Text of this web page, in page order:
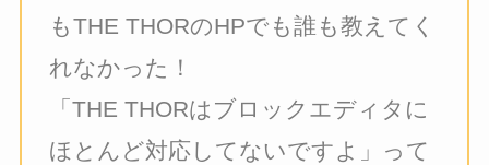
もTHE THORのHPでも誰も教えてく
れなかった！
「THE THORはブロックエディタに
ほとんど対応してないですよ」って